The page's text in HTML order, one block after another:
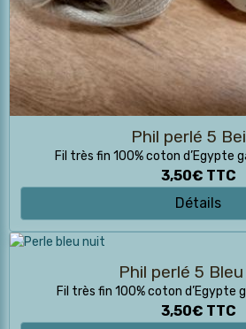
Phil perlé 5
Fil très fin 100% coton d’Egypte
3,50€ TTC
Détails
Phil perlé 5
Fil très fin 100% coton d’Egypte
3,50€ TTC